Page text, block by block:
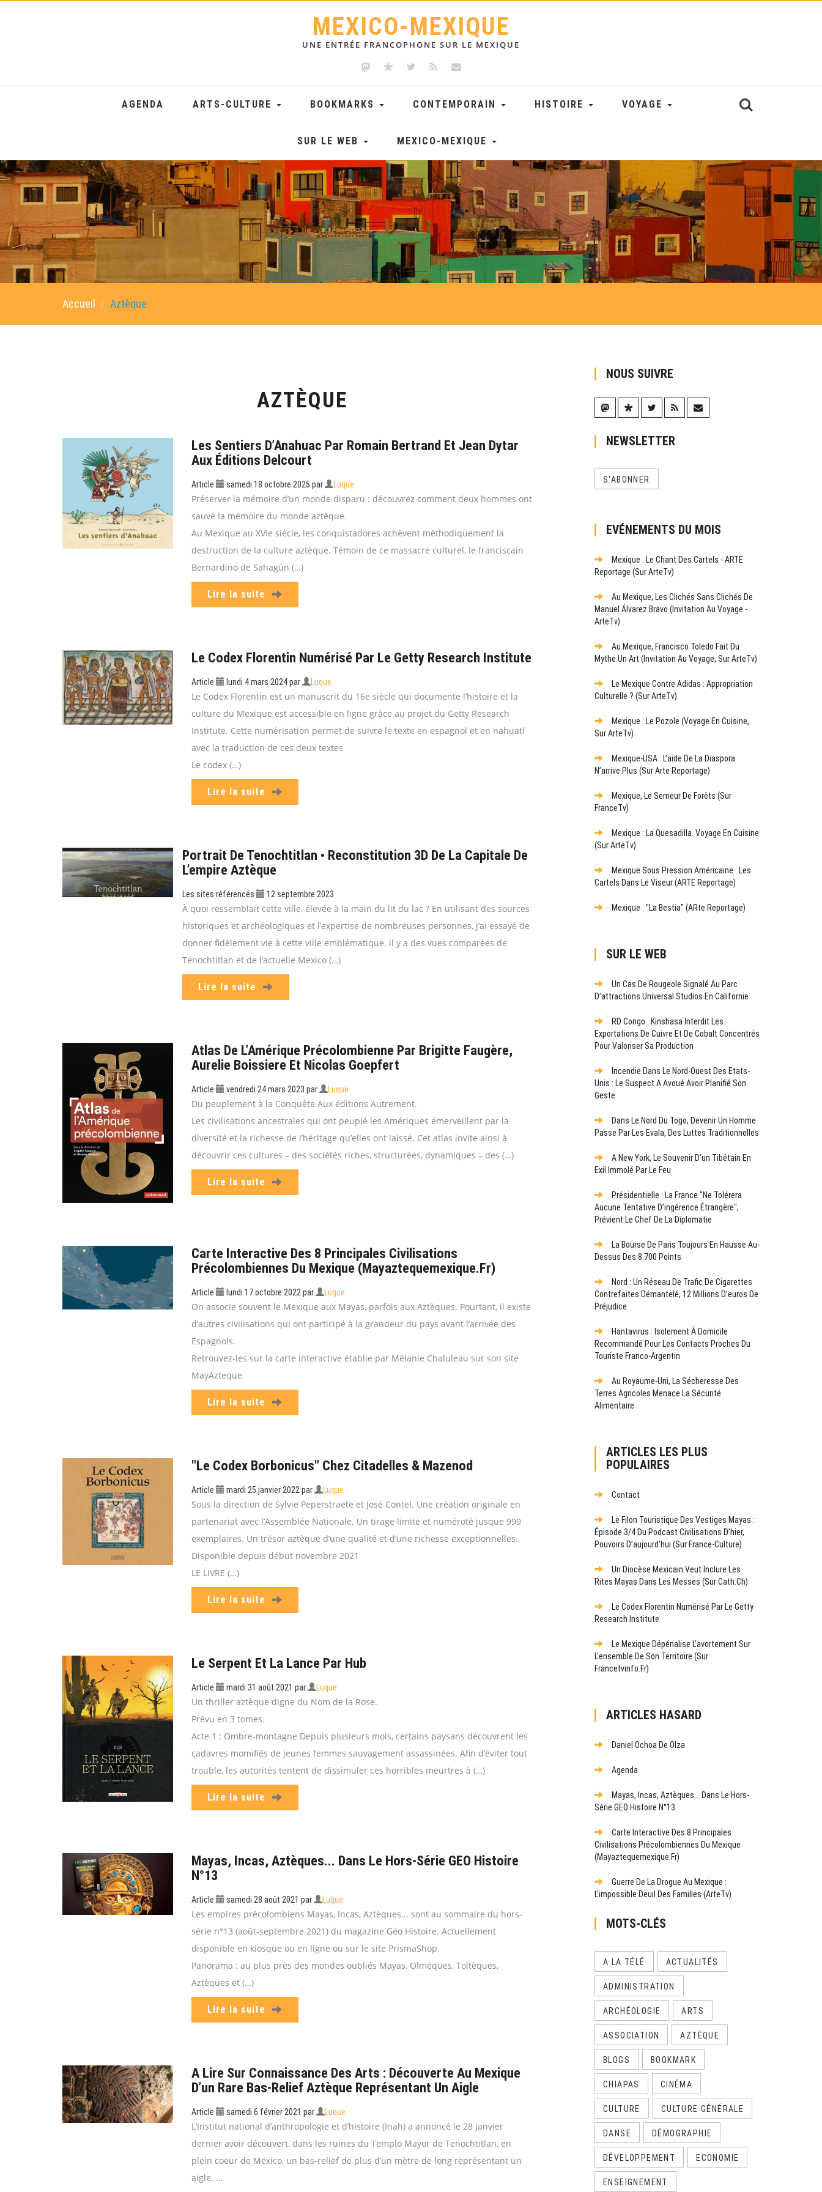
MEXICO-MEXIQUE
UNE ENTRÉE FRANCOPHONE SUR LE MEXIQUE
AGENDA ARTS-CULTURE BOOKMARKS CONTEMPORAIN HISTOIRE VOYAGE
SUR LE WEB MEXICO-MEXIQUE
Accueil Aztèque
AZTÈQUE
Les Sentiers D’Anahuac Par Romain Bertrand Et Jean Dytar
Aux Éditions Delcourt
Article samedi 18 octobre 2025 par Luque
Préserver la mémoire d’un monde disparu : découvrez comment deux hommes ont
sauvé la mémoire du monde aztèque.
Au Mexique au XVIe siècle, les conquistadores achèvent méthodiquement la
destruction de la culture aztèque. Témoin de ce massacre culturel, le franciscain
Bernardino de Sahagún (…)
Lire la suite
Le Codex Florentin Numérisé Par Le Getty Research Institute
Article lundi 4 mars 2024par Luque
Le Codex Florentin est un manuscrit du 16e siècle qui documente l’histoire et la
culture du Mexique est accessible en ligne grâce au projet du Getty Research
Institute. Cette numérisation permet de suivre le texte en espagnol et en nahuatl
avec la traduction de ces deux textes
Le codex (…)
Lire la suite
Portrait De Tenochtitlan • Reconstitution 3D De La Capitale De
L’empire Aztèque
Les sites référencés 12 septembre 2023
À quoi ressemblait cette ville, élevée à la main du lit du lac ? En utilisant des sources
historiques et archéologiques et l’expertise de nombreuses personnes, j’ai essayé de
donner fidèlement vie à cette ville emblématique. il y a des vues comparées de
Tenochtitlan et de l’actuelle Mexico (…)
Lire la suite
Atlas De L’Amérique Précolombienne Par Brigitte Faugère,
Aurelie Boissiere Et Nicolas Goepfert
Article vendredi 24 mars 2023 par Luque
Du peuplement à la Conquête Aux éditions Autrement.
Les civilisations ancestrales qui ont peuplé les Amériques émerveillent par la
diversité et la richesse de l’héritage qu’elles ont laissé. Cet atlas invite ainsi à
découvrir ces cultures – des sociétés riches, structurées, dynamiques – des (…)
Lire la suite
Carte Interactive Des 8 Principales Civilisations
Précolombiennes Du Mexique (mayaztequemexique.fr)
Article lundi 17 octobre 2022 par Luque
On associe souvent le Mexique aux Mayas, parfois aux Aztèques. Pourtant, il existe
d’autres civilisations qui ont participé à la grandeur du pays avant l’arrivée des
Espagnols.
Retrouvez-les sur la carte interactive établie par Mélanie Chaluleau sur son site
MayAzteque
Lire la suite
"Le Codex Borbonicus" Chez Citadelles & Mazenod
Article mardi 25 janvier 2022 par Luque
Sous la direction de Sylvie Peperstraete et José Contel. Une création originale en
partenariat avec l’Assemblée Nationale. Un tirage limité et numéroté jusque 999
exemplaires. Un trésor aztèque d’une qualité et d’une richesse exceptionnelles.
Disponible depuis début novembre 2021
LE LIVRE (…)
Lire la suite
Le Serpent Et La Lance Par Hub
Article mardi 31 août 2021 par Luque
Un thriller aztèque digne du Nom de la Rose.
Prévu en 3 tomes.
Acte 1 : Ombre-montagne Depuis plusieurs mois, certains paysans découvrent les
cadavres momifiés de jeunes femmes sauvagement assassinées. Afin d’éviter tout
trouble, les autorités tentent de dissimuler ces horribles meurtres à (…)
Lire la suite
Mayas, Incas, Aztèques... Dans Le Hors-Série GEO Histoire
N°13
Article samedi 28 août 2021 par Luque
Les empires précolombiens Mayas, Incas, Aztèques... sont au sommaire du hors-
série n°13 (août-septembre 2021) du magazine Géo Histoire. Actuellement
disponible en kiosque ou en ligne ou sur le site PrismaShop.
Panorama : au plus près des mondes oubliés Mayas, Olmèques, Toltèques,
Aztèques et (…)
Lire la suite
A Lire Sur Connaissance Des Arts : Découverte Au Mexique
D’un Rare Bas-Relief Aztèque Représentant Un Aigle
Article samedi 6 février 2021 par Luque
L’Institut national d’anthropologie et d’histoire (Inah) a annoncé le 28 janvier
dernier avoir découvert, dans les ruines du Templo Mayor de Tenochtitlan, en
plein coeur de Mexico, un bas-relief de plus d’un mètre de long représentant un
aigle. ...
NOUS SUIVRE
NEWSLETTER
S'ABONNER
EVÉNEMENTS DU MOIS
Mexique : Le Chant Des Cartels - ARTE
Reportage (sur ArteTv)
Au Mexique, Les Clichés Sans Clichés De
Manuel Álvarez Bravo (Invitation Au Voyage -
ArteTv)
Au Mexique, Francisco Toledo Fait Du
Mythe Un Art (Invitation Au Voyage, Sur ArteTv)
Le Mexique Contre Adidas : Appropriation
Culturelle ? (sur ArteTv)
Mexique : Le Pozole (Voyage En Cuisine,
Sur ArteTv)
Mexique-USA : L’aide De La Diaspora
N’arrive Plus (sur Arte Reportage)
Mexique, Le Semeur De Forêts (sur
FranceTv)
Mexique : La Quesadilla. Voyage En Cuisine
(sur ArteTv)
Mexique Sous Pression Américaine : Les
Cartels Dans Le Viseur (ARTE Reportage)
Mexique : "La Bestia" (ARte Reportage)
SUR LE WEB
Un Cas De Rougeole Signalé Au Parc
D’attractions Universal Studios En Californie
RD Congo : Kinshasa Interdit Les
Exportations De Cuivre Et De Cobalt Concentrés
Pour Valoriser Sa Production
Incendie Dans Le Nord-Ouest Des Etats-
Unis : Le Suspect A Avoué Avoir Planifié Son
Geste
Dans Le Nord Du Togo, Devenir Un Homme
Passe Par Les Evala, Des Luttes Traditionnelles
A New York, Le Souvenir D’un Tibétain En
Exil Immolé Par Le Feu
Présidentielle : La France "ne Tolérera
Aucune Tentative D’ingérence Étrangère",
Prévient Le Chef De La Diplomatie
La Bourse De Paris Toujours En Hausse Au-
Dessus Des 8.700 Points
Nord : Un Réseau De Trafic De Cigarettes
Contrefaites Démantelé, 12 Millions D’euros De
Préjudice
Hantavirus : Isolement À Domicile
Recommandé Pour Les Contacts Proches Du
Touriste Franco-Argentin
Au Royaume-Uni, La Sécheresse Des
Terres Agricoles Menace La Sécurité
Alimentaire
ARTICLES LES PLUS
POPULAIRES
Contact
Le Filon Touristique Des Vestiges Mayas :
Épisode 3/4 Du Podcast Civilisations D’hier,
Pouvoirs D’aujourd’hui (sur France-Culture)
Un Diocèse Mexicain Veut Inclure Les
Rites Mayas Dans Les Messes (sur Cath.ch)
Le Codex Florentin Numérisé Par Le Getty
Research Institute
Le Mexique Dépénalise L’avortement Sur
L’ensemble De Son Territoire (sur
Francetvinfo.fr)
ARTICLES HASARD
Daniel Ochoa De Olza
Agenda
Mayas, Incas, Aztèques... Dans Le Hors-
Série GEO Histoire N°13
Carte Interactive Des 8 Principales
Civilisations Précolombiennes Du Mexique
(mayaztequemexique.fr)
Guerre De La Drogue Au Mexique :
L’impossible Deuil Des Familles (ArteTv)
MOTS-CLÉS
A LA TÉLÉ ACTUALITÉS
ADMINISTRATION
ARCHÉOLOGIE ARTS
ASSOCIATION AZTÈQUE
BLOGS BOOKMARK
CHIAPAS CINÉMA
CULTURE CULTURE GÉNÉRALE
DANSE DÉMOGRAPHIE
DÉVELOPPEMENT ECONOMIE
ENSEIGNEMENT